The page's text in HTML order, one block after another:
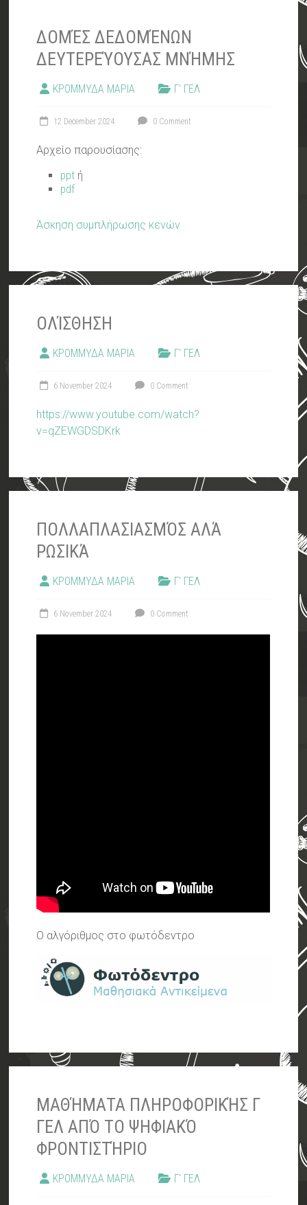
ΔΟΜΈΣ ΔΕΔΟΜΈΝΩΝ
ΔΕΥΤΕΡΕΎΟΥΣΑΣ ΜΝΉΜΗΣ
ΚΡΟΜΜΥΔΑ ΜΑΡΙΑ Γ' ΓΕΛ
12 December 2024 0 Comment
Αρχείο παρουσίασης:
ppt ή
pdf
Άσκηση συμπλήρωσης κενών
ΟΛΊΣΘΗΣΗ
ΚΡΟΜΜΥΔΑ ΜΑΡΙΑ Γ' ΓΕΛ
6 November 2024 0 Comment
https://www.youtube.com/watch?
v=qZEWGDSDKrk
ΠΟΛΛΑΠΛΑΣΙΑΣΜΌΣ ΑΛΆ
ΡΩΣΙΚΆ
ΚΡΟΜΜΥΔΑ ΜΑΡΙΑ Γ' ΓΕΛ
6 November 2024 0 Comment
Ο αλγόριθμος στο φωτόδεντρο
ΜΑΘΉΜΑΤΑ ΠΛΗΡΟΦΟΡΙΚΉΣ Γ
ΓΕΛ ΑΠΌ ΤΟ ΨΗΦΙΑΚΌ
ΦΡΟΝΤΙΣΤΉΡΙΟ
ΚΡΟΜΜΥΔΑ ΜΑΡΙΑ Γ' ΓΕΛ